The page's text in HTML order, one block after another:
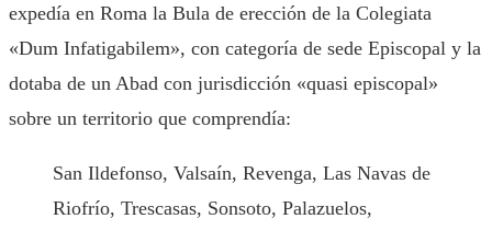
expedía en Roma la Bula de erección de la Colegiata
«Dum Infatigabilem», con categoría de sede Episcopal y la
dotaba de un Abad con jurisdicción «quasi episcopal»
sobre un territorio que comprendía:
San Ildefonso, Valsaín, Revenga, Las Navas de
Riofrío, Trescasas, Sonsoto, Palazuelos,